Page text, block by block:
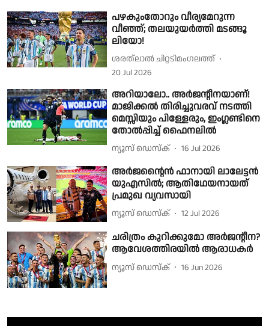
പഴകുംതോറും വീര്യമേറുന്ന
വീഞ്ഞ്; തലയുയർത്തി മടങ്ങൂ
ലിയോ!
ശരത്‌ലാൽ ചിറ്റടിമംഗലത്ത്
20 Jul 2026
അറിയാലോ.. അർജൻ്റീനയാണ്!
മാജിക്കൽ തിരിച്ചുവരവ് നടത്തി
മെസ്സിയും പിള്ളേരും, ഇംഗ്ലണ്ടിനെ
തോൽപ്പിച്ച് ഫൈനലിൽ
ന്യൂസ് ഡെസ്ക് 16 Jul 2026
അർജൻ്റൈൻ ഫാനായി ലാലേട്ടൻ
യുഎസിൽ; ആതിഥേയനായത്
പ്രമുഖ വ്യവസായി
ന്യൂസ് ഡെസ്ക് 12 Jul 2026
ചരിത്രം കുറിക്കുമോ അർജൻ്റീന?
ആവേശത്തിരയിൽ ആരാധകർ
ന്യൂസ് ഡെസ്ക് 16 Jun 2026